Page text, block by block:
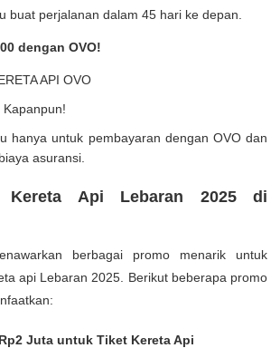
buat perjalanan dalam 45 hari ke depan.
dengan OVO!
API OVO
hanya untuk pembayaran dengan OVO dan
asuransi.
Kereta Api Lebaran 2025 di
berbagai promo menarik untuk
api Lebaran 2025. Berikut beberapa promo
Juta untuk Tiket Kereta Api